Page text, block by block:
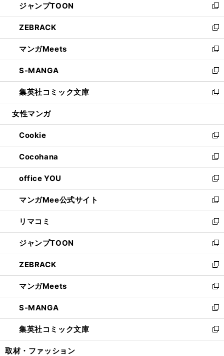
く
で
開
く
ド
ウ
で
開
く
ィ
ン
ド
ウ
で
開
く
い
ウ
ィ
ン
ド
ウ
で
開
く
ジャンプTOON
新
し
い
ウ
ィ
ン
ド
ウ
で
開
ZEBRACK
新
し
い
ウ
ィ
ン
ド
ウ
開
く
マンガMeets
新
し
い
ウ
ィ
ン
ウ
で
開
く
S-MANGA
新
し
い
ウ
ン
ド
ウ
で
開
く
集英社コミック文庫
新
し
ウ
ィ
ン
ド
ウ
で
開
く
女性マンガ
Cookie
新
し
い
ウ
ィ
ン
ド
ウ
で
開
く
Cocohana
新
し
い
ウ
ィ
ン
ド
ウ
で
開
く
office YOU
新
し
い
ウ
ィ
ン
ド
ウ
で
開
く
マンガMee公式サイト
新
し
い
ウ
ィ
ン
ド
ウ
で
開
く
リマコミ
新
し
い
ウ
ィ
ン
ド
ウ
で
開
く
ジャンプTOON
新
し
い
ウ
ィ
ン
ド
ウ
で
開
ZEBRACK
新
し
い
ウ
ィ
ン
ド
ウ
マンガMeets
新
し
い
ウ
ィ
ン
S-MANGA
新
し
い
ウ
集英社コミック文庫
新
し
取材・ファッション